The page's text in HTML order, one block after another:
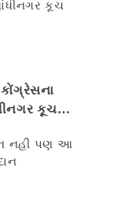
કૂચ